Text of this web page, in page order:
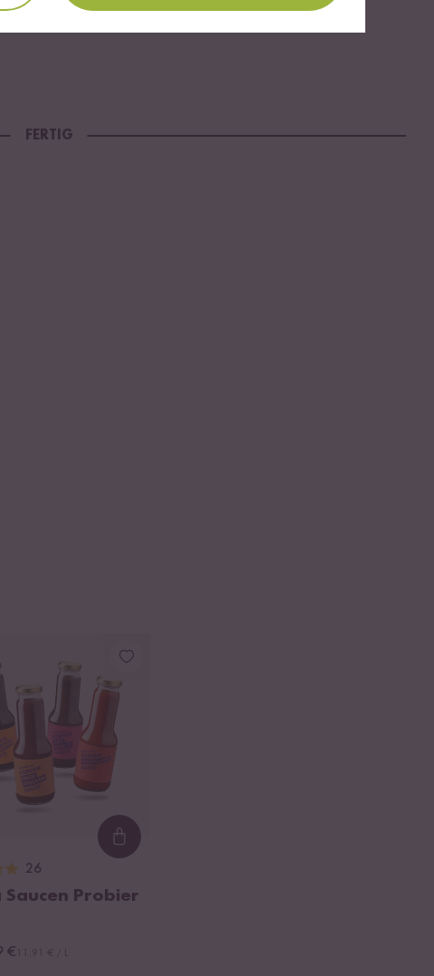
FERTIG
Loading...
26
Saucen Probier
€